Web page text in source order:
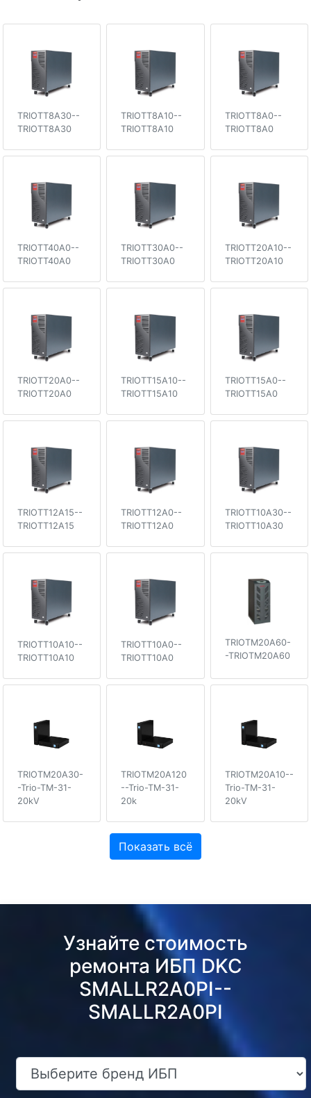
TRIOTT8A30--
TRIOTT8A30
TRIOTT8A10--
TRIOTT8A10
TRIOTT8A0--
TRIOTT8A0
TRIOTT40A0--
TRIOTT40A0
TRIOTT30A0--
TRIOTT30A0
TRIOTT20A10--
TRIOTT20A10
TRIOTT20A0--
TRIOTT20A0
TRIOTT15A10--
TRIOTT15A10
TRIOTT15A0--
TRIOTT15A0
TRIOTT12A15--
TRIOTT12A15
TRIOTT12A0--
TRIOTT12A0
TRIOTT10A30--
TRIOTT10A30
TRIOTT10A10--
TRIOTT10A10
TRIOTT10A0--
TRIOTT10A0
TRIOTM20A60-
-TRIOTM20A60
TRIOTM20A30-
-Trio-TM-31-
20kV
TRIOTM20A120
--Trio-TM-31-
20k
TRIOTM20A10--
Trio-TM-31-
20kV
Показать всё
Узнайте стоимость
ремонта ИБП DKC
SMALLR2A0PI--
SMALLR2A0PI